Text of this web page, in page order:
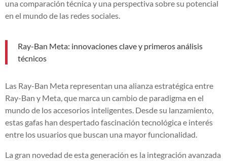
una comparación técnica y una perspectiva sobre su potencial
en el mundo de las redes sociales.
Ray-Ban Meta: innovaciones clave y primeros análisis
técnicos
Las Ray-Ban Meta representan una alianza estratégica entre
Ray-Ban y Meta, que marca un cambio de paradigma en el
mundo de los accesorios inteligentes. Desde su lanzamiento,
estas gafas han despertado fascinación tecnológica e interés
entre los usuarios que buscan una mayor funcionalidad.
La gran novedad de esta generación es la integración avanzada